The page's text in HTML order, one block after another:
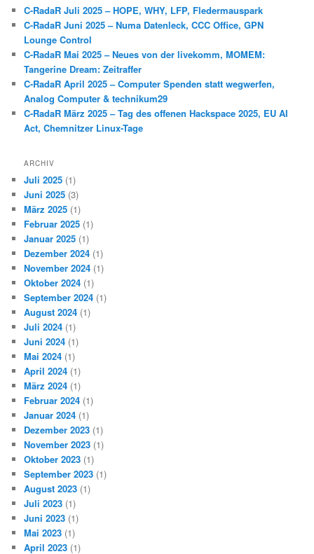
n
C-RadaR Juli 2025 – HOPE, WHY, LFP, Fledermauspark
C-RadaR Juni 2025 – Numa Datenleck, CCC Office, GPN
Lounge Control
C-RadaR Mai 2025 – Neues von der livekomm, MOMEM:
Tangerine Dream: Zeitraffer
C-RadaR April 2025 – Computer Spenden statt wegwerfen,
Analog Computer & technikum29
C-RadaR März 2025 – Tag des offenen Hackspace 2025, EU AI
Act, Chemnitzer Linux-Tage
ARCHIV
Juli 2025 (1)
Juni 2025 (3)
März 2025 (1)
Februar 2025 (1)
Januar 2025 (1)
Dezember 2024 (1)
November 2024 (1)
Oktober 2024 (1)
September 2024 (1)
August 2024 (1)
Juli 2024 (1)
Juni 2024 (1)
Mai 2024 (1)
April 2024 (1)
März 2024 (1)
Februar 2024 (1)
Januar 2024 (1)
Dezember 2023 (1)
November 2023 (1)
Oktober 2023 (1)
September 2023 (1)
August 2023 (1)
Juli 2023 (1)
Juni 2023 (1)
Mai 2023 (1)
April 2023 (1)